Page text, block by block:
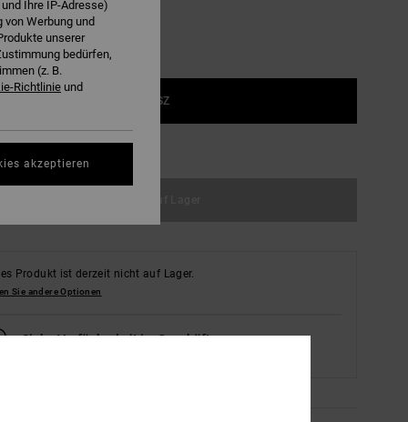
1SZ
ansehen
Produkt ist derzeit nicht auf Lager.
Sie andere Optionen
Siehe Verfügbarkeit im Geschäft
Ihre IP-Adresse)
Werbung und
unserer
bedürfen,
(z. B.
Richtlinie und
akzeptieren